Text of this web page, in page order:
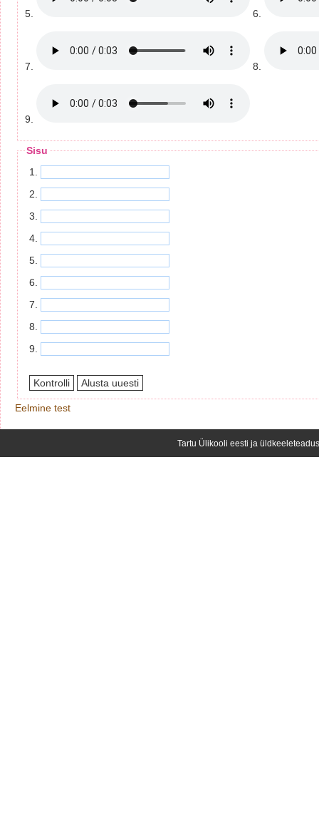
5. 6.
7. 8.
9.
Sisu
1.
2.
3.
4.
5.
6.
7.
8.
9.
Eelmine test
Tartu Ülikooli eesti ja